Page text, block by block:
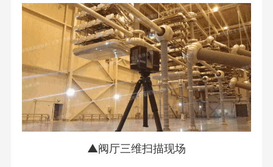
▲阀厅三维扫描现场